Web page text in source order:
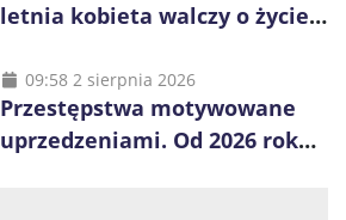
letnia kobieta walczy o życie,
obywatela Ukrainy
09:58 2 sierpnia 2026
Przestępstwa motywowane
uprzedzeniami. Od 2026 roku